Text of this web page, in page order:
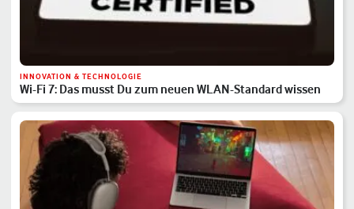
INNOVATION & TECHNOLOGIE
Wi-Fi 7: Das musst Du zum neuen WLAN-Standard wissen